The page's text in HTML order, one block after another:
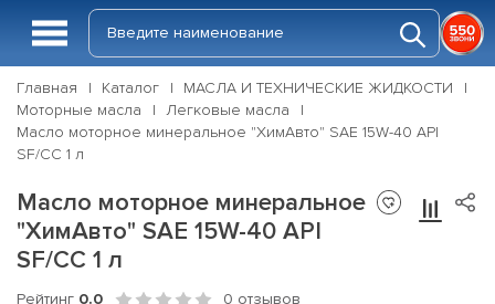
Главная Каталог
МАСЛА И ТЕХНИЧЕСКИЕ ЖИДКОСТИ
Моторные масла
Легковые масла
Масло моторное минеральное "ХимАвто" SAE 15W-40 API
SF/CC 1 л
Масло моторное минеральное
"ХимАвто" SAE 15W-40 API
SF/CC 1 л
Рейтинг 0.0 0 отзывов